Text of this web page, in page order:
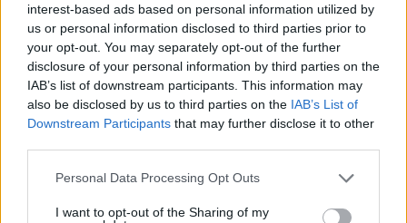
interest-based ads based on personal information utilized by
us or personal information disclosed to third parties prior to
your opt-out. You may separately opt-out of the further
disclosure of your personal information by third parties on the
IAB’s list of downstream participants. This information may
also be disclosed by us to third parties on the IAB’s List of
Downstream Participants that may further disclose it to other
Please note that this website/app uses one or more Google
not limited to your visit or usage behaviour. You may click to
Personal Data Processing Opt Outs
I want to opt-out of the Sharing of my